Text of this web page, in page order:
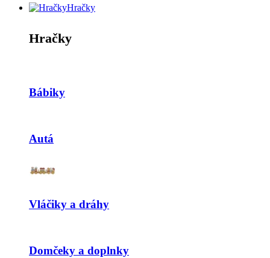
Hračky
Hračky
Bábiky
Autá
Vláčiky a dráhy
Domčeky a doplnky